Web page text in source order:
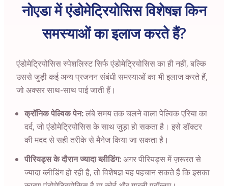
नोएडा में एंडोमेट्रियोसिस विशेषज्ञ किन
समस्याओं का इलाज करते हैं?
एंडोमेट्रियोसिस स्पेशलिस्ट सिर्फ एंडोमेट्रियोसिस का ही नहीं, बल्कि
उससे जुड़ी कई अन्य प्रजनन संबंधी समस्याओं का भी इलाज करते हैं,
जो अक्सर साथ-साथ पाई जाती हैं।
क्रॉनिक पेल्विक पेन:लंबे समय तक चलने वाला पेल्विक एरिया का
दर्द, जो एंडोमेट्रियोसिस के साथ जुड़ा हो सकता है। इसे डॉक्टर
की मदद से सही तरीके से मैनेज किया जा सकता है।
पीरियड्स के दौरान ज्यादा ब्लीडिंग:अगर पीरियड्स में ज़रूरत से
ज्यादा ब्लीडिंग हो रही है, तो विशेषज्ञ यह पहचान सकते हैं कि इसका